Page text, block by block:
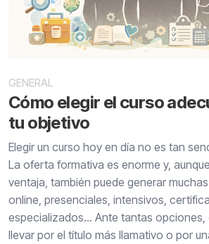
GENERAL
Cómo elegir el curso
tu objetivo
Elegir un curso hoy en día no es tan
La oferta formativa es enorme y,
ventaja, también puede generar
online, presenciales, intensivos,
especializados… Ante tantas opciones,
llevar por el título más llamativo o por